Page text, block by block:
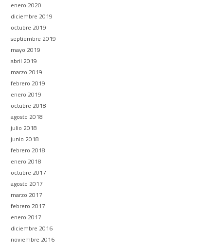
enero 2020
diciembre 2019
octubre 2019
septiembre 2019
mayo 2019
abril 2019
marzo 2019
febrero 2019
enero 2019
octubre 2018
agosto 2018
julio 2018
junio 2018
febrero 2018
enero 2018
octubre 2017
agosto 2017
marzo 2017
febrero 2017
enero 2017
diciembre 2016
noviembre 2016